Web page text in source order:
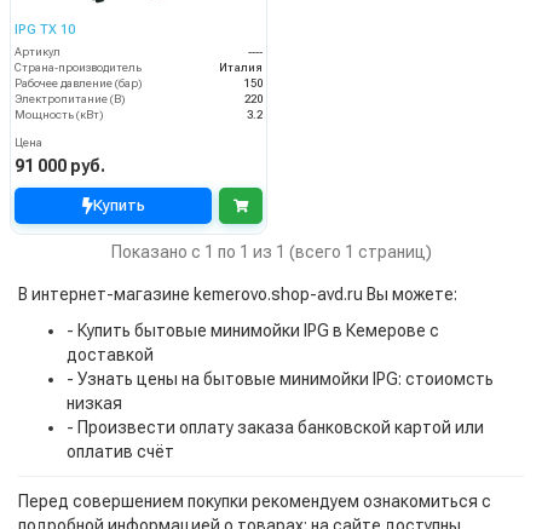
IPG TX 10
Артикул
----
Страна-производитель
Италия
Рабочее давление (бар)
150
Электропитание (В)
220
Мощность (кВт)
3.2
Цена
91 000 руб.
Купить
Показано с 1 по 1 из 1 (всего 1 страниц)
В интернет-магазине kemerovo.shop-avd.ru Вы можете:
- Купить бытовые минимойки IPG в Кемерове с
доставкой
- Узнать цены на бытовые минимойки IPG: стоиомсть
низкая
- Произвести оплату заказа банковской картой или
оплатив счёт
Перед совершением покупки рекомендуем ознакомиться с
подробной информацией о товарах: на сайте доступны